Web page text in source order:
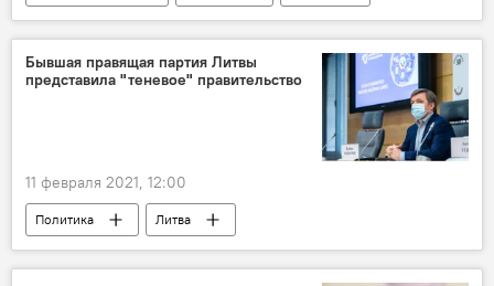
поддельные документы
Бывшая правящая партия Литвы
представила "теневое" правительство
11 февраля 2021, 12:00
Политика
Литва
Рамунас Карбаускис
политика